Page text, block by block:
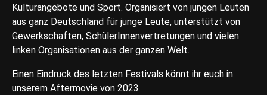
Kulturangebote und Sport. Organisiert von jungen Leuten
aus ganz Deutschland für junge Leute, unterstützt von
Gewerkschaften, SchülerInnenvertretungen und vielen
linken Organisationen aus der ganzen Welt.
Einen Eindruck des letzten Festivals könnt ihr euch in
unserem Aftermovie von 2023